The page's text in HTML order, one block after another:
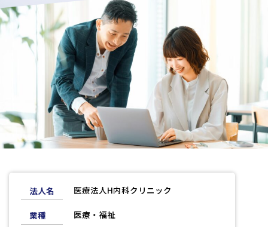
コーポレートサイトTOPへ
MyKomon
お問い合わせフォーム
拠点一覧
東京本社東京中野本部
富山本部
高岡本部大阪本部
宮崎本部
法人名 医療法人H内科クリニック
業種 医療・福祉